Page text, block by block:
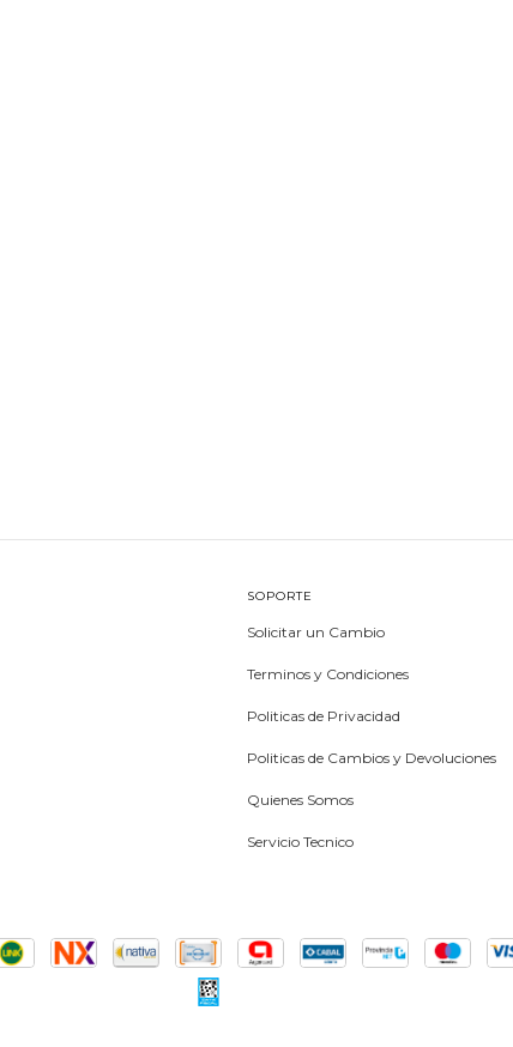
SOPORTE
Solicitar un Cambio
Terminos y Condiciones
Politicas de Privacidad
Politicas de Cambios y Devoluciones
Quienes Somos
Servicio Tecnico